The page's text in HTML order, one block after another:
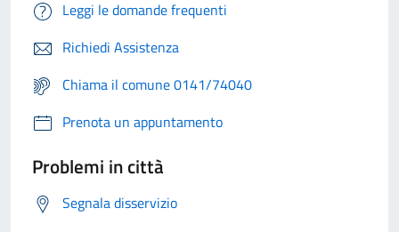
Leggi le domande frequenti
Richiedi Assistenza
Chiama il comune 0141/74040
Prenota un appuntamento
Problemi in città
Segnala disservizio